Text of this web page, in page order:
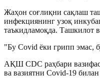
Жаҳон соғлиқни сақлаш
инфекциянинг узоқ
таъкидламоқда. Ташкилот
"Бу Covid ёки грипп эмас,
АҚШ CDC раҳбари
ва вазиятни Covid-19